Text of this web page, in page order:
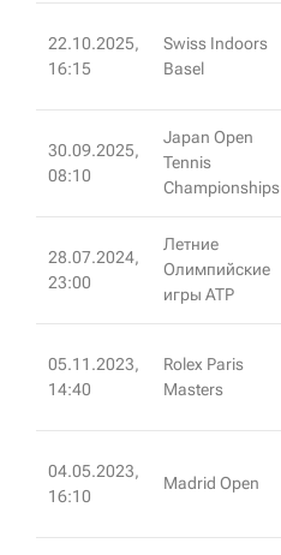
22.10.2025,
16:15
Swiss Indoors
Basel
30.09.2025,
08:10
Japan Open
Tennis
Championships
28.07.2024,
23:00
Летние
Олимпийские
игры ATP
05.11.2023,
14:40
Rolex Paris
Masters
04.05.2023,
16:10
Madrid Open